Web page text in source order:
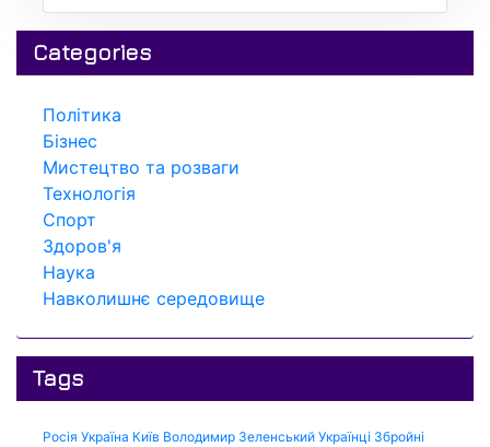
Categories
Політика
Бізнес
Мистецтво та розваги
Технологія
Спорт
Здоров'я
Наука
Навколишнє середовище
Tags
Росія Україна Київ Володимир Зеленський Українці Збройні